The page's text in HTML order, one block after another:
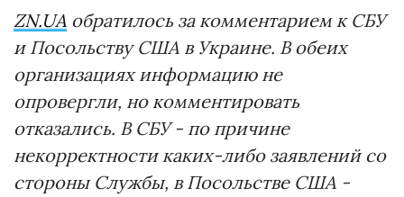
ZN.UA обратилось за комментарием к СБУ
и Посольству США в Украине. В обеих
организациях информацию не
опровергли, но комментировать
отказались. В СБУ - по причине
некорректности каких-либо заявлений со
стороны Службы, в Посольстве США -